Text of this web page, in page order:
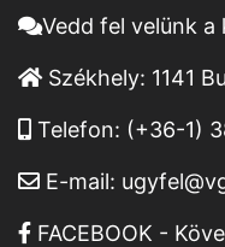
Vedd fel velünk
Székhely: 1141
Telefon: (+36-1)
E-mail:
FACEBOOK -